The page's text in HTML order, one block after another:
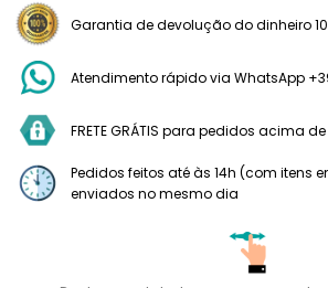
Garantia de devolução do dinheiro
Atendimento rápido via WhatsApp
FRETE GRÁTIS para pedidos acima
Pedidos feitos até às 14h (com itens
enviados no mesmo dia